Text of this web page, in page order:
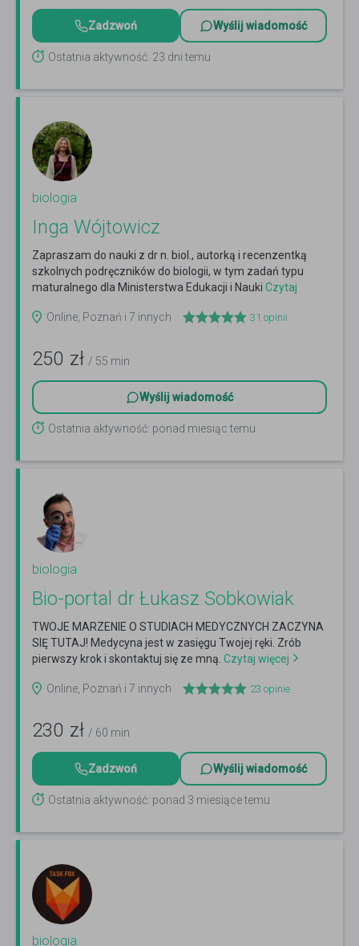
Zadzwoń Wyślij wiadomość
Ostatnia aktywność: 23 dni temu
biologia
Inga Wójtowicz
Zapraszam do nauki z dr n. biol., autorką i recenzentką
szkolnych podręczników do biologii, w tym zadań typu
maturalnego dla Ministerstwa Edukacji i Nauki Czytaj
Online, Poznań i 7 innych
31 opinii
250 zł / 55 min
Wyślij wiadomość
Ostatnia aktywność: ponad miesiąc temu
biologia
Bio-portal dr Łukasz Sobkowiak
TWOJE MARZENIE O STUDIACH MEDYCZNYCH ZACZYNA
SIĘ TUTAJ! Medycyna jest w zasięgu Twojej ręki. Zrób
pierwszy krok i skontaktuj się ze mną. Czytaj więcej
Online, Poznań i 7 innych 23 opinie
230 zł / 60 min
Zadzwoń Wyślij wiadomość
Ostatnia aktywność: ponad 3 miesiące temu
biologia